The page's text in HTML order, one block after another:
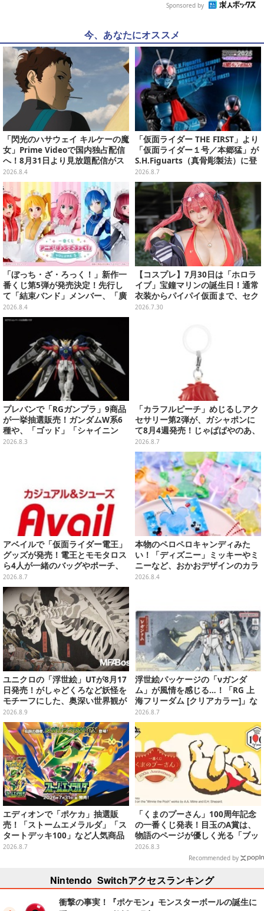
Sponsored by
今、あなたにオススメ
「閃光のハサウェイ キルケーの魔
女」Prime Videoで国内独占配信
へ！8月31日より見放題配信がス
タート
2026.8.4
「仮面ライダー THE FIRST」より
「仮面ライダー１号／本郷猛」が
S.H.Figuarts（真骨彫製法）に登
場！8月18日より予約受付開始
2026.8.7
「ぼっち・ざ・ろっく！」新作一
番くじ第5弾が発売決定！先行し
て「結束バンド」メンバー、「廣
井きくり」のメイド衣装フィギュ
アを公開
2026.8.4
【コスプレ】7月30日は「ホロラ
イブ」宝鐘マリンの誕生日！通常
衣装からパイパイ仮面まで、セク
シーで可愛い美女レイヤーまとめ
2026.7.30
プレバンで「RGガンプラ」9商品
が一挙抽選販売！ガンダムW系6
種や、「ゴッド」「シャイニン
グ」も
2026.8.3
「カラフルピーチ」めじるしアク
セサリー第2弾が、ガシャポンに
て8月4週発売！じゃぱぱやのあ、
シヴァたちメンバー11名分ライン
ナップ
2026.8.7
アベイルで「仮面ライダー電王」
グッズが発売！電王とモモタロス
ら4人が一緒のバッグやポーチ、
収納ボックスも
2026.8.7
本物のペロペロキャンディみた
い！「ディズニー」ミッキーやミ
ニーなど、おかおデザインのカラ
フルチャーム全10種が8月31日発
2026.8.4
ユニクロの「浮世絵」UTが8月17
日発売！がしゃどくろなど妖怪を
モチーフにした、奥深い世界観が
最高にオシャレ
2026.8.9
浮世絵パッケージの「νガンダ
ム」が風情を感じる…！「RG 上
海フリーダム [クリアカラー]」な
どガンプラ2商品が8月順次発売
2026.8.7
エディオンで「ポケカ」抽選販
売！「ストームエメラルダ」「ス
タートデッキ100」など人気商品
が対象
2026.8.7
「くまのプーさん」100周年記念
の一番くじ発表！目玉のA賞は、
物語のページが優しく光る「ブッ
クシェイプドライト」
2026.8.3
Recommended by
Nintendo Switchアクセスランキング
衝撃の事実！『ポケモン』モンスターボールの誕生に